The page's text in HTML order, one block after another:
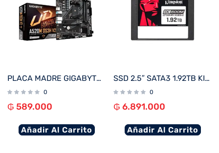
PLACA MADRE GIGABYTE AM4 A520M DS3H V2 S/R/HDMI/DP/M.2/DDR4/USB3.2/MATX
0
₲ 589.000
Añadir Al Carrito
SSD 2.5″ SATA3 1.92TB KINGSTON SEDC600M/1920G 560/530
0
₲ 6.891.000
Añadir Al Carrito